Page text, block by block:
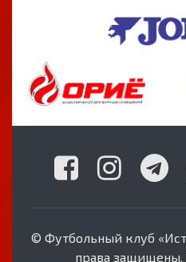
© Футбольный клуб
права защищены.